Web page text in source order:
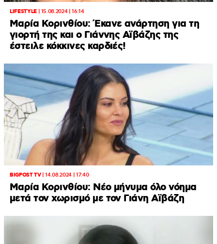
LIFESTYLE| 15.08.2024 | 16:14
Μαρία Κορινθίου: Έκανε ανάρτηση για τη
γιορτή της και ο Γιάννης Αϊβάζης της
έστειλε κόκκινες καρδιές!
BIGPOST TV|14.08.2024 | 17:40
Μαρία Κορινθίου: Νέο μήνυμα όλο νόημα
μετά τον χωρισμό με τον Γιάνη Αϊβάζη